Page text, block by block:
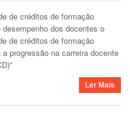
de créditos de formação
dos docentes o
de créditos de formação
progressão na carreira docente
Ler Mais